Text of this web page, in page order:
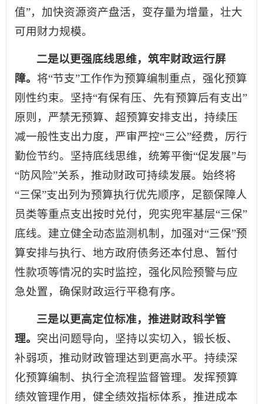
值”，加快资源资产盘活，变存量为增量，壮大
可用财力规模。
二是以更强底线思维，筑牢财政运行屏
障。 将“节支”工作作为预算编制重点，强化预算
刚性约束。坚持“有保有压、先有预算后有支出”
原则，严禁无预算、超预算安排支出，持续压
减一般性支出力度，严审严控“三公”经费，厉行
勤俭节约。坚持底线思维，统筹平衡“促发展”与
“防风险”关系，推动财政可持续发展。始终将
“三保”支出列为预算执行优先顺序，足额保障人
员类等重点支出按时兑付，兜实兜牢基层“三保”
底线。建立健全动态监测机制，加强对“三保”预
算安排与执行、地方政府债务还本付息、暂付
性款项等情况的实时监控，强化风险预警与应
急处置，确保财政运行平稳有序。
三是以更高定位标准，推进财政科学管
理。 突出问题导向，坚持以实切入，锻长板、
补弱项，推动财政管理达到更高水平。持续深
化预算编制、执行全流程监督管理。发挥预算
绩效管理作用，健全绩效指标体系，推进成本